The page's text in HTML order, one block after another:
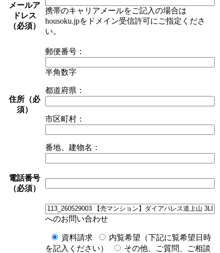
メールア
ドレス
（必須）
携帯のキャリアメールをご記入の場合は
housoku.jpをドメイン受信許可にご指定くださ
い。
住所（必
須）
郵便番号：
半角数字
都道府県：
市区町村：
番地、建物名：
電話番号
（必須）
へのお問い合わせ
資料請求
内覧希望（下記に覧希望日時
を記入ください）
その他、ご質問、ご相談